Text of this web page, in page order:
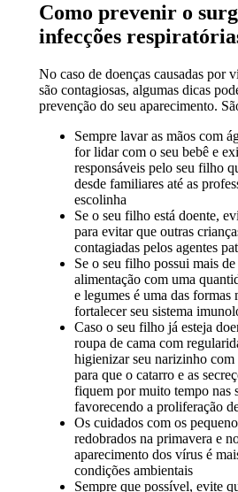
Como prevenir o
infecções
No caso de doenças causadas por
são contagiosas, algumas dicas
prevenção do seu aparecimento.
Sempre lavar as mãos com
for lidar com o seu bebê e
responsáveis pelo seu filho
desde familiares até as
escolinha
Se o seu filho está doente,
para evitar que outras
contagiadas pelos agentes
Se o seu filho possui mais
alimentação com uma
e legumes é uma das formas
fortalecer seu sistema
Caso o seu filho já esteja
roupa de cama com
higienizar seu narizinho com
para que o catarro e as
fiquem por muito tempo nas
favorecendo a proliferação
Os cuidados com os
redobrados na primavera e
aparecimento dos vírus é
condições ambientais
Sempre que possível, evite